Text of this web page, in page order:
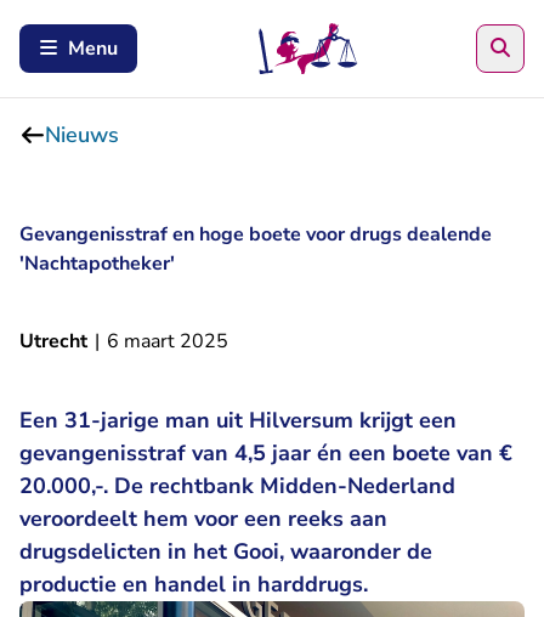
Menu
Nieuws
Gevangenisstraf en hoge boete voor drugs dealende
'Nachtapotheker'
Utrecht | 6 maart 2025
Een 31-jarige man uit Hilversum krijgt een
gevangenisstraf van 4,5 jaar én een boete van €
20.000,-. De rechtbank Midden-Nederland
veroordeelt hem voor een reeks aan
drugsdelicten in het Gooi, waaronder de
productie en handel in harddrugs.